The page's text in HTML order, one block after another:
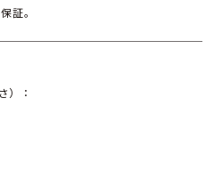
証。
）：